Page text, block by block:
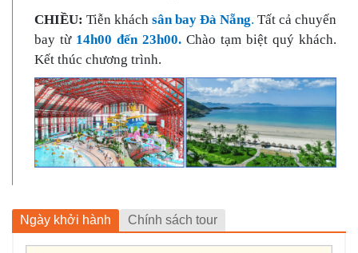
CHIỀU: Tiễn khách sân bay Đà Nẵng. Tất cả chuyến
bay từ 14h00 đến 23h00.Chào tạm biệt quý khách.
Kết thúc chương trình.
Ngày khởi hành Chính sách tour